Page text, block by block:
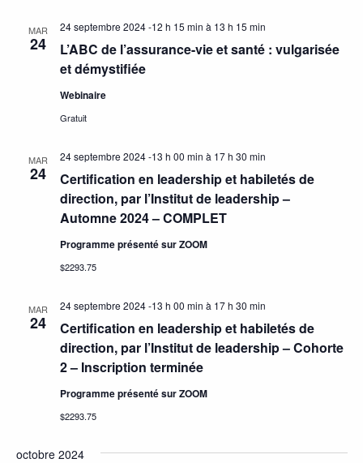
MAR
24
L’ABC de l’assurance-vie et santé : vulgarisée
et démystifiée
24 septembre 2024 -12 h 15 min à 13 h 15 min
Webinaire
Gratuit
MAR
24
Certification en leadership et habiletés de
direction, par l’Institut de leadership –
Automne 2024 – COMPLET
24 septembre 2024 -13 h 00 min à 17 h 30 min
Programme présenté sur ZOOM
$2293.75
MAR
24
Certification en leadership et habiletés de
direction, par l’Institut de leadership – Cohorte
2 – Inscription terminée
24 septembre 2024 -13 h 00 min à 17 h 30 min
Programme présenté sur ZOOM
$2293.75
octobre 2024